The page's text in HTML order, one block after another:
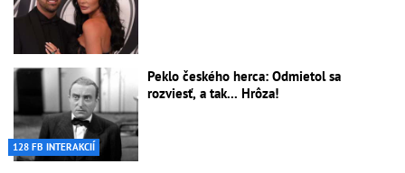
128 FB INTERAKCIÍ
Peklo českého herca: Odmietol sa
rozviesť, a tak... Hrôza!